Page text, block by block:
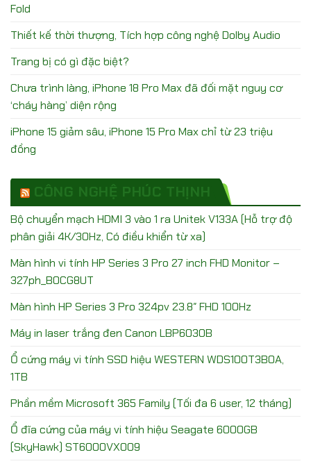
Fold
Thiết kế thời thượng, Tích hợp công nghệ Dolby Audio
Trang bị có gì đặc biệt?
Chưa trình làng, iPhone 18 Pro Max đã đối mặt nguy cơ
‘cháy hàng’ diện rộng
iPhone 15 giảm sâu, iPhone 15 Pro Max chỉ từ 23 triệu
đồng
CÔNG NGHỆ PHÚC THỊNH
Bộ chuyển mạch HDMI 3 vào 1 ra Unitek V133A (Hỗ trợ độ
phân giải 4K/30Hz, Có điều khiển từ xa)
Màn hình vi tính HP Series 3 Pro 27 inch FHD Monitor –
327ph_B0CG8UT
Màn hình HP Series 3 Pro 324pv 23.8″ FHD 100Hz
Máy in laser trắng đen Canon LBP6030B
Ổ cứng máy vi tính SSD hiệu WESTERN WDS100T3B0A,
1TB
Phần mềm Microsoft 365 Family (Tối đa 6 user, 12 tháng)
Ổ đĩa cứng của máy vi tính hiệu Seagate 6000GB
(SkyHawk) ST6000VX009